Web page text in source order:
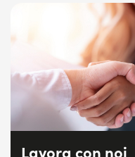
Lavora con noi